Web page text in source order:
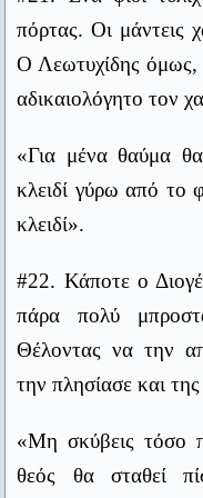
Ανώνυμος
Σήμερα μόνο οι ηλίθιοι
που υπάρχει η
Ουμπέρτο Έκο
Πολιτεία που δεν έχει
στην άμμο.
συμβεί αύριο, την άλλη
χρόνου. Και την
Μία κυβέρνηση, όσο
Αίσωπος
Οι άνθρωποι ζουν πια
αφιερώματα
ναυάγια με τη
απάντησε:
«Αν οι θεοί
πνίγηκαν, τότε
αφιερώματα».
#25. Όταν ο
φιλοσοφεί του είπε:
«Σου αξίζει
σώματος στην
πόρτας. Οι μάντεις
Ο Λεωτυχίδης όμως,
αδικαιολόγητο τον
«Για μένα θαύμα
κλειδί γύρω από το
κλειδί».
#22. Κάποτε ο
πάρα πολύ
Θέλοντας να την
την πλησίασε και της
«Μη σκύβεις τόσο
θεός θα σταθεί